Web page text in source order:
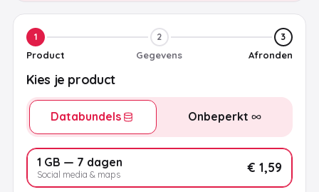
1
Product
2
Gegevens
3
Afronden
Kies je product
Databundels Onbeperkt
1 GB — 7 dagen
Social media & maps € 1,59